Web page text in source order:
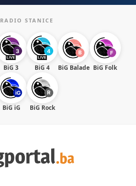
RADIO STANICE
BiG 3 BiG 4 BiG Balade BiG Folk
BiG iG BiG Rock